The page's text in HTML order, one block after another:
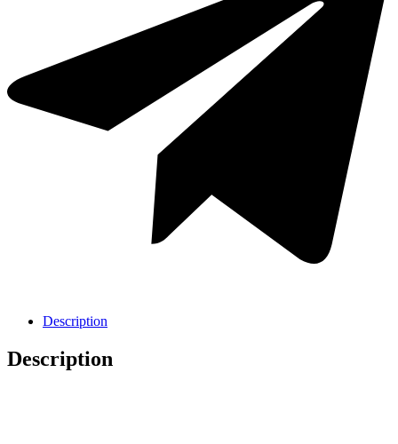
Description
Description